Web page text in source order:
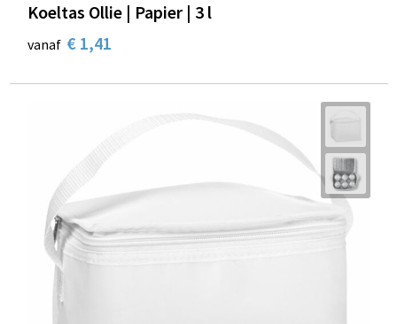
Koeltas Ollie | Papier | 3 l
vanaf € 1,41